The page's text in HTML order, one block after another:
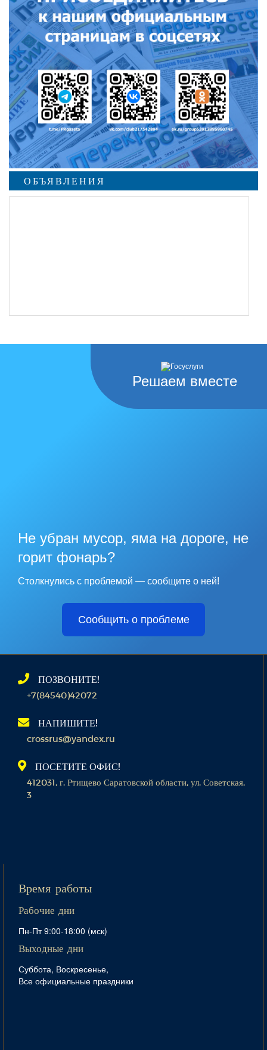
ОБЪЯВЛЕНИЯ
Решаем вместе
Не убран мусор, яма на дороге, не
горит фонарь?
Столкнулись с проблемой — сообщите о ней!
Сообщить о проблеме
ПОЗВОНИТЕ!
+7(84540)42072
НАПИШИТЕ!
crossrus@yandex.ru
ПОСЕТИТЕ ОФИС!
412031, г. Ртищево Саратовской области, ул. Советская,
3
Время работы
Рабочие дни
Пн-Пт 9:00-18:00 (мск)
Выходные дни
Суббота, Воскресенье,
Все официальные праздники